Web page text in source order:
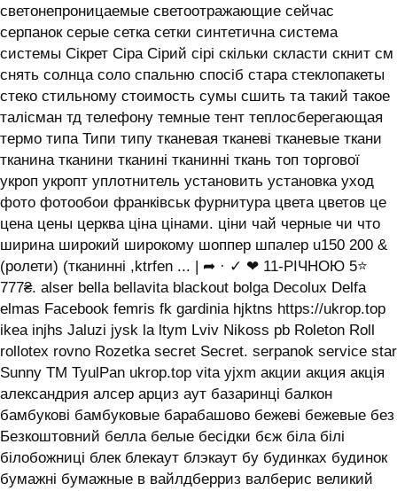
светонепроницаемые светоотражающие сейчас
серпанок серые сетка сетки синтетична система
системы ‎Сікрет Сіра Сірий сірі скільки скласти скнит см
снять солнца соло спальню спосіб стара стеклопакеты
стеко стильному стоимость сумы сшить та такий такое
талісман тд телефону темные тент теплосберегающая
термо типа Типи типу тканевая тканеві тканевые ткани
тканина тканини тканині тканинні ткань топ торгової
укроп укропт уплотнитель установить установка уход
фото фотообои франківськ фурнитура цвета цветов це
цена цены церква ціна цінами. ціни чай черные чи что
ширина широкий широкому шоппер шпалер u150 200 &
(ролети) (тканинні ,ktrfen ... | ➦ · ✓ ❤ 11-РІЧНОЮ 5⭐
777₴. alser bella bellavita blackout bolga Decolux Delfa
elmas Facebook femris fk gardinia hjktns https://ukrop.top
ikea injhs Jaluzi jysk la ltym Lviv Nikoss pb Roleton Roll
rollotex rovno Rozetka secret Secret. serpanok service star
Sunny TM TyulPan ukrop.top vita yjxm акции акция акція
александрия алсер арциз аут базаринці балкон
бамбукові бамбуковые барабашово бежеві бежевые без
Безкоштовний белла белые бесідки бєж біла білі
білобожниці блек блекаут блэкаут бу будинках будинок
бумажні бумажные в вайлдберриз валберис великий